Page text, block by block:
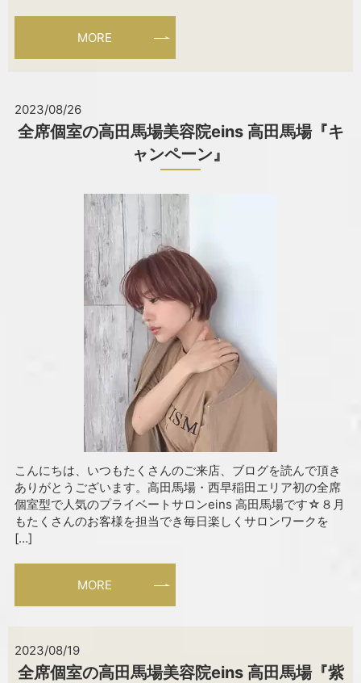
MORE
2023/08/26
全席個室の高田馬場美容院eins 高田馬場『キ
ャンペーン』
こんにちは、いつもたくさんのご来店、ブログを読んで頂き
ありがとうございます。高田馬場・西早稲田エリア初の全席
個室型で人気のプライベートサロンeins 高田馬場です☆８月
もたくさんのお客様を担当でき毎日楽しくサロンワークを
[…]
MORE
2023/08/19
全席個室の高田馬場美容院eins 高田馬場『紫